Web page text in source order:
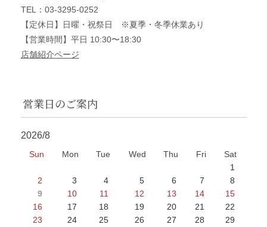
TEL：03-3295-0252
【定休日】日曜・祝祭日 ※夏季・冬季休業あり
【営業時間】平日 10:30〜18:30
店舗紹介ページ
営業日のご案内
2026/8
Sun Mon Tue Wed Thu Fri
Sat
1
2
3 4 5 6 7
8
9
10 11 12 13 14
15
16
17 18 19 20 21
22
23
24 25 26 27 28
29